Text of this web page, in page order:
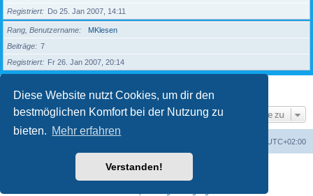
Diese Website nutzt Cookies, um dir den
bestmöglichen Komfort bei der Nutzung zu
bieten. Mehr erfahren
Verstanden!
Registriert
Do 25. Jan 2007, 14:11
Rang, Benutzername
MKlesen
Beiträge
7
Registriert
Fr 26. Jan 2007, 20:14
203 Mitglieder 1 2 3 4 5
Gehe zu
UTC+02:00
Powered byphpBB® Forum Software © phpBB Limited
phpBB.de